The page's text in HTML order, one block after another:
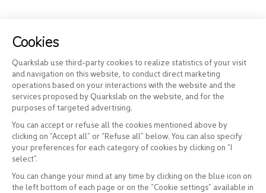
Cookies
Quarkslab use third-party cookies to realize statistics of your visit
and navigation on this website, to conduct direct marketing
operations based on your interactions with the website and the
services proposed by Quarkslab on the website, and for the
purposes of targeted advertising.
You can accept or refuse all the cookies mentioned above by
clicking on “Accept all” or “Refuse all” below. You can also specify
your preferences for each category of cookies by clicking on “I
select”.
You can change your mind at any time by clicking on the blue icon on
the left bottom of each page or on the “Cookie settings” available in